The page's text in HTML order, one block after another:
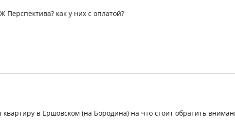
как у них с оплатой?
в Ершовском (на Бородина) на что стоит обратить